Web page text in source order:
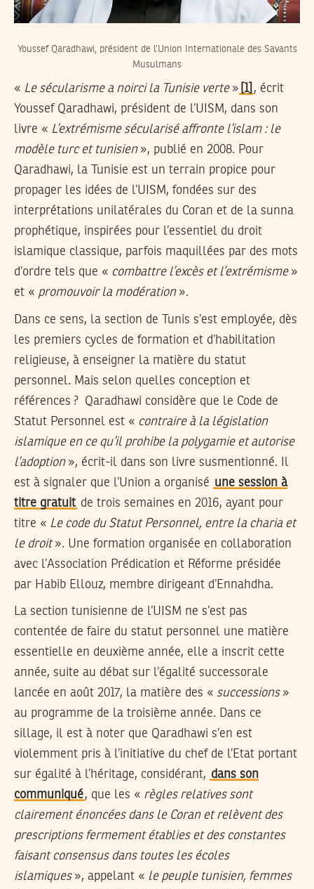
Youssef Qaradhawi, président de l’Union Internationale des Savants
Musulmans
« Le sécularisme a noirci la Tunisie verte» [1] , écrit
Youssef Qaradhawi, président de l’UISM, dans son
livre « L’extrémisme sécularisé affronte l’islam : le
modèle turc et tunisien», publié en 2008. Pour
Qaradhawi, la Tunisie est un terrain propice pour
propager les idées de l’UISM, fondées sur des
interprétations unilatérales du Coran et de la sunna
prophétique, inspirées pour l’essentiel du droit
islamique classique, parfois maquillées par des mots
d’ordre tels que « combattre l’excès et l’extrémisme»
et « promouvoir la modération».
Dans ce sens, la section de Tunis s’est employée, dès
les premiers cycles de formation et d’habilitation
religieuse, à enseigner la matière du statut
personnel. Mais selon quelles conception et
références ? Qaradhawi considère que le Code de
Statut Personnel est « contraire à la législation
islamique en ce qu’il prohibe la polygamie et autorise
l’adoption », écrit-il dans son livre susmentionné. Il
est à signaler que l’Union a organisé une session à
titre gratuit de trois semaines en 2016, ayant pour
titre « Le code du Statut Personnel, entre la charia et
le droit». Une formation organisée en collaboration
avec l’Association Prédication et Réforme présidée
par Habib Ellouz, membre dirigeant d’Ennahdha.
La section tunisienne de l’UISM ne s’est pas
contentée de faire du statut personnel une matière
essentielle en deuxième année, elle a inscrit cette
année, suite au débat sur l’égalité successorale
lancée en août 2017, la matière des « successions»
au programme de la troisième année. Dans ce
sillage, il est à noter que Qaradhawi s’en est
violemment pris à l’initiative du chef de l’Etat portant
sur égalité à l’héritage, considérant, dans son
communiqué, que les « règles relatives sont
clairement énoncées dans le Coran et relèvent des
prescriptions fermement établies et des constantes
faisant consensus dans toutes les écoles
islamiques », appelant « le peuple tunisien, femmes